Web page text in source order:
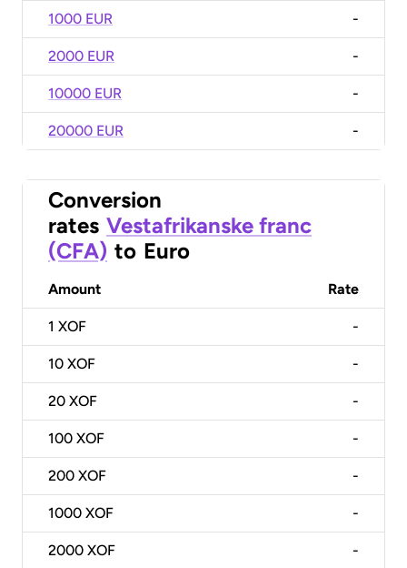
1000 EUR -
2000 EUR -
10000 EUR -
20000 EUR -
Conversion
rates Vestafrikanske franc
(CFA) to Euro
Amount Rate
1 XOF -
10 XOF -
20 XOF -
100 XOF -
200 XOF -
1000 XOF -
2000 XOF -